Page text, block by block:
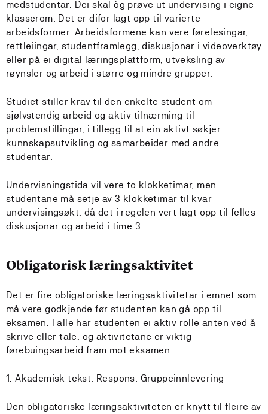
medstudentar. Dei skal òg prøve ut undervising i eigne
klasserom. Det er difor lagt opp til varierte
arbeidsformer. Arbeidsformene kan vere førelesingar,
rettleiingar, studentframlegg, diskusjonar i videoverktøy
eller på ei digital læringsplattform, utveksling av
røynsler og arbeid i større og mindre grupper.
Studiet stiller krav til den enkelte student om
sjølvstendig arbeid og aktiv tilnærming til
problemstillingar, i tillegg til at ein aktivt søkjer
kunnskapsutvikling og samarbeider med andre
studentar.
Undervisningstida vil vere to klokketimar, men
studentane må setje av 3 klokketimar til kvar
undervisingsøkt, då det i regelen vert lagt opp til felles
diskusjonar og arbeid i time 3.
Obligatorisk læringsaktivitet
Det er fire obligatoriske læringsaktivitetar i emnet som
må vere godkjende før studenten kan gå opp til
eksamen. I alle har studenten ei aktiv rolle anten ved å
skrive eller tale, og aktivitetane er viktig
førebuingsarbeid fram mot eksamen:
1. Akademisk tekst. Respons. Gruppeinnlevering
Den obligatoriske læringsaktiviteten er knytt til fleire av